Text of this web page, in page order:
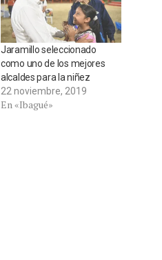
Jaramillo seleccionado
como uno de los mejores
alcaldes para la niñez
22 noviembre, 2019
En «Ibagué»